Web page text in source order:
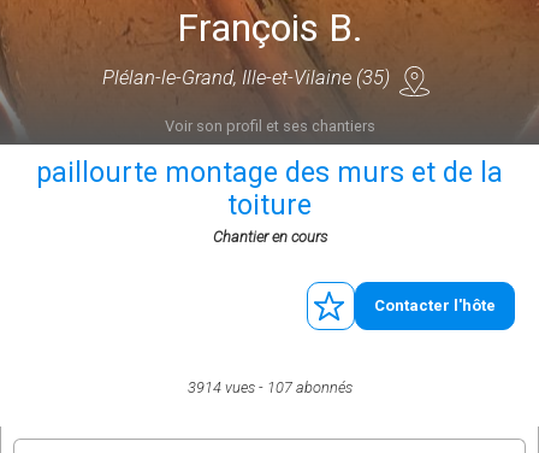
François B.
Plélan-le-Grand, Ille-et-Vilaine (35)
Voir son profil et ses chantiers
paillourte montage des murs et de la
toiture
Chantier en cours
Contacter l'hôte
3914 vues 107 abonnés